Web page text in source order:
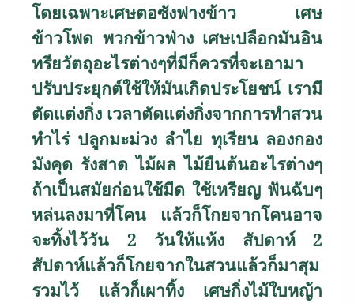
โดยเฉพาะเศษตอซังฟางข้าว เศษ
ข้าวโพด พวกข้าวฟ่าง เศษเปลือกมันอิน
ทรียวัตถุอะไรต่างๆที่มีก็ควรที่จะเอามา
ปรับประยุกต์ใช้ให้มันเกิดประโยชน์ เรามี
ตัดแต่งกิ่ง เวลาตัดแต่งกิ่งจากการทำสวน
ทำไร่ ปลูกมะม่วง ลำไย ทุเรียน ลองกอง
มังคุด รังสาด ไม้ผล ไม้ยืนต้นอะไรต่างๆ
ถ้าเป็นสมัยก่อนใช้มีด ใช้เหรียญ ฟันฉับๆ
หล่นลงมาที่โคน แล้วก็โกยจากโคนอาจ
จะทิ้งไว้วัน 2 วันให้แห้ง สัปดาห์ 2
สัปดาห์แล้วก็โกยจากในสวนแล้วก็มาสุม
รวมไว้ แล้วก็เผาทิ้ง เศษกิ่งไม้ใบหญ้า